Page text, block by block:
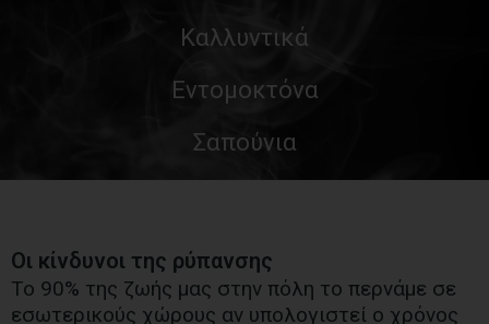
Καλλυντικά
Εντομοκτόνα
Σαπούνια
Οι κίνδυνοι της ρύπανσης
Το 90% της ζωής μας στην πόλη το περνάμε σε
εσωτερικούς χώρους αν υπολογιστεί ο χρόνος